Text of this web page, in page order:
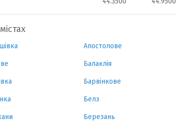
Апостолове
Балаклія
Барвінкове
Белз
Березань